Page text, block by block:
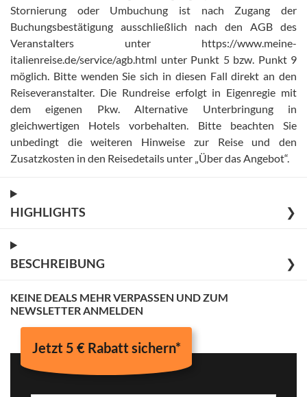
Stornierung oder Umbuchung ist nach Zugang der
Buchungsbestätigung ausschließlich nach den AGB des
Veranstalters unter https://www.meine-
italienreise.de/service/agb.html unter Punkt 5 bzw. Punkt 9
möglich. Bitte wenden Sie sich in diesen Fall direkt an den
Reiseveranstalter. Die Rundreise erfolgt in Eigenregie mit
dem eigenen Pkw. Alternative Unterbringung in
gleichwertigen Hotels vorbehalten
Bitte beachten Sie
unbedingt die weiteren Hinweise zur Reise und den
Zusatzkosten in den Reisedetails unter „Über das Angebot“.
HIGHLIGHTS ❯
BESCHREIBUNG ❯
KEINE DEALS MEHR VERPASSEN UND ZUM
NEWSLETTER ANMELDEN
Jetzt 5 € Rabatt sichern*